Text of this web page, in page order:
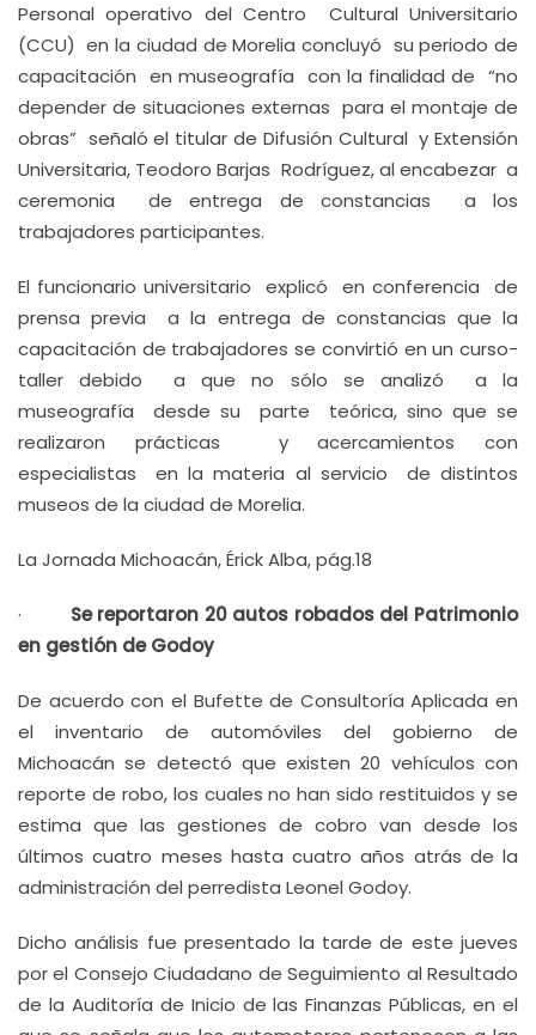
Personal operativo del Centro Cultural Universitario
(CCU) en la ciudad de Morelia concluyó su periodo de
capacitación en museografía con la finalidad de “no
depender de situaciones externas para el montaje de
obras” señaló el titular de Difusión Cultural y Extensión
Universitaria, Teodoro Barjas Rodríguez, al encabezar a
ceremonia de entrega de constancias a los
trabajadores participantes.
El funcionario universitario explicó en conferencia de
prensa previa a la entrega de constancias que la
capacitación de trabajadores se convirtió en un curso-
taller debido a que no sólo se analizó a la
museografía desde su parte teórica, sino que se
realizaron prácticas y acercamientos con
especialistas en la materia al servicio de distintos
museos de la ciudad de Morelia.
La Jornada Michoacán, Érick Alba, pág.18
· Se reportaron 20 autos robados del Patrimonio
en gestión de Godoy
De acuerdo con el Bufette de Consultoría Aplicada en
el inventario de automóviles del gobierno de
Michoacán se detectó que existen 20 vehículos con
reporte de robo, los cuales no han sido restituidos y se
estima que las gestiones de cobro van desde los
últimos cuatro meses hasta cuatro años atrás de la
administración del perredista Leonel Godoy.
Dicho análisis fue presentado la tarde de este jueves
por el Consejo Ciudadano de Seguimiento al Resultado
de la Auditoría de Inicio de las Finanzas Públicas, en el